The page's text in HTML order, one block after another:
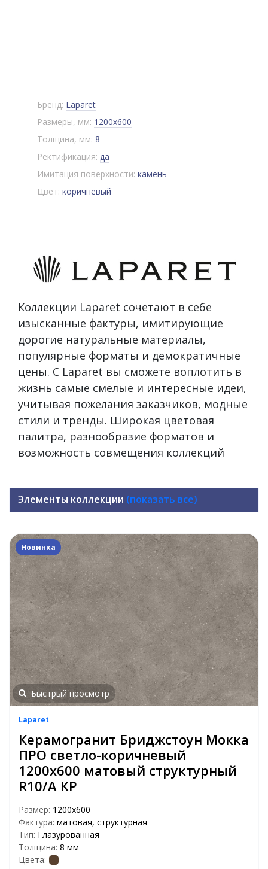
Бренд: Laparet
Размеры, мм: 1200x600
Толщина, мм: 8
Ректификация: да
Имитация поверхности: камень
Цвет: коричневый
Коллекции Laparet сочетают в себе
изысканные фактуры, имитирующие
дорогие натуральные материалы,
популярные форматы и демократичные
цены. С Laparet вы сможете воплотить в
жизнь самые смелые и интересные идеи,
учитывая пожелания заказчиков, модные
стили и тренды. Широкая цветовая
палитра, разнообразие форматов и
возможность совмещения коллекций
Элементы коллекции (показать все)
Новинка
Быстрый просмотр
Laparet
Керамогранит Бриджстоун Мокка
ПРО светло-коричневый
1200x600 матовый структурный
R10/A КР
Размер: 1200x600
Фактура: матовая, структурная
Тип: Глазурованная
Толщина: 8 мм
Цвета: